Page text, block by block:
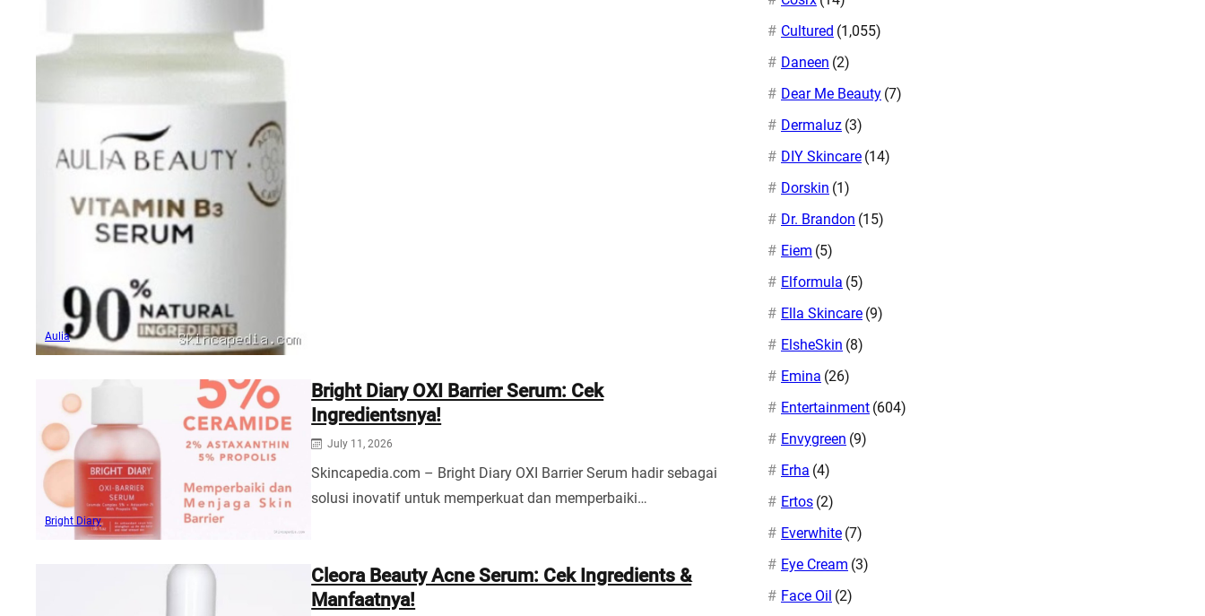
Aulia
Bright Diary
Bright Diary OXI Barrier Serum: Cek
Ingredientsnya!
July 11, 2026
Skincapedia.com – Bright Diary OXI Barrier Serum hadir sebagai
solusi inovatif untuk memperkuat dan memperbaiki…
Cleora Beauty Acne Serum: Cek Ingredients &
Manfaatnya!
Cultured (1,055)
Daneen (2)
Dear Me Beauty (7)
Dermaluz (3)
DIY Skincare (14)
Dorskin (1)
Dr. Brandon (15)
Eiem (5)
Elformula (5)
Ella Skincare (9)
ElsheSkin (8)
Emina (26)
Entertainment (604)
Envygreen (9)
Erha (4)
Ertos (2)
Everwhite (7)
Eye Cream (3)
Face Oil (2)